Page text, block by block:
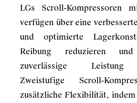
LGs Scroll-Kompressoren
verfügen über eine
und optimierte
Reibung reduzieren
zuverlässige Leistung
Zweistufige Scroll-
zusätzliche Flexibilität, indem